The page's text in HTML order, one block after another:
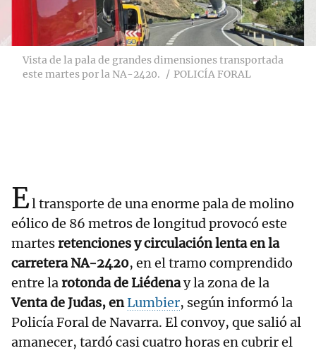
Vista de la pala de grandes dimensiones transportada
este martes por la NA-2420.
POLICÍA FORAL
El transporte de una enorme pala de molino
eólico de 86 metros de longitud provocó este
martesretenciones y circulación lenta en la
carretera NA-2420, en el tramo comprendido
entre larotonda de Liédenay la zona de la
Venta de Judas, enLumbier, según informó la
Policía Foral de Navarra. El convoy, que salió al
amanecer, tardó casi cuatro horas en cubrir el